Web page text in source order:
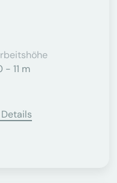
- 11 m